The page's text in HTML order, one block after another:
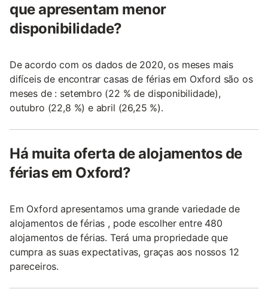
que apresentam menor
disponibilidade?
De acordo com os dados de 2020, os meses mais
difíceis de encontrar casas de férias em Oxford são os
meses de : setembro (22 % de disponibilidade),
outubro (22,8 %) e abril (26,25 %).
Há muita oferta de alojamentos de
férias em Oxford?
Em Oxford apresentamos uma grande variedade de
alojamentos de férias , pode escolher entre 480
alojamentos de férias. Terá uma propriedade que
cumpra as suas expectativas, graças aos nossos 12
pareceiros.